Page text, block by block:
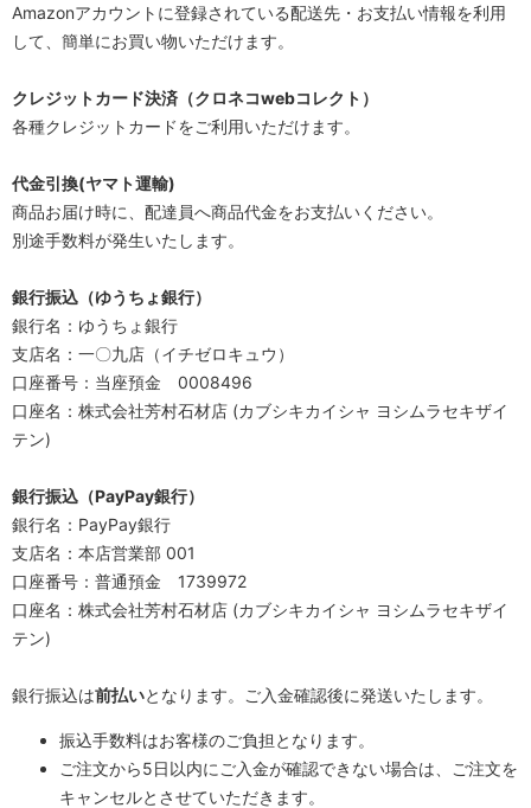
Amazonアカウントに登録されている配送先・お支払い情報を利用
して、簡単にお買い物いただけます。
クレジットカード決済（クロネコwebコレクト）
各種クレジットカードをご利用いただけます。
代金引換(ヤマト運輸)
商品お届け時に、配達員へ商品代金をお支払いください。
別途手数料が発生いたします。
銀行振込（ゆうちょ銀行）
銀行名：ゆうちょ銀行
支店名：一〇九店（イチゼロキュウ）
口座番号：当座預金 0008496
口座名：株式会社芳村石材店 (カブシキカイシャ ヨシムラセキザイ
テン)
銀行振込（PayPay銀行）
銀行名：PayPay銀行
支店名：本店営業部 001
口座番号：普通預金 1739972
口座名：株式会社芳村石材店 (カブシキカイシャ ヨシムラセキザイ
テン)
銀行振込は前払いとなります。ご入金確認後に発送いたします。
振込手数料はお客様のご負担となります。
ご注文から5日以内にご入金が確認できない場合は、ご注文を
キャンセルとさせていただきます。